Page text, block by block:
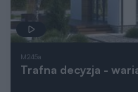
M245a
Trafna decyzja -